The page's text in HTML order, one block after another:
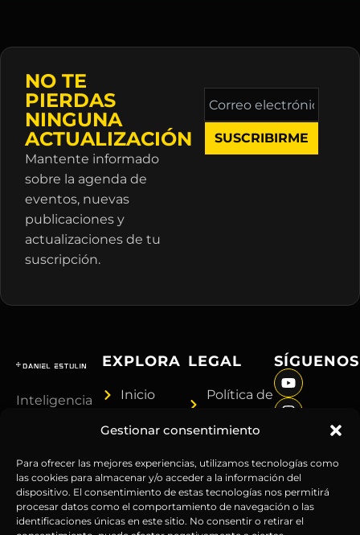
Gestionar consentimiento
Para ofrecer las mejores experiencias, utilizamos tecnologías como
las cookies para almacenar y/o acceder a la información del
dispositivo. El consentimiento de estas tecnologías nos permitirá
procesar datos como el comportamiento de navegación o las
identificaciones únicas en este sitio. No consentir o retirar el
NO TE
PIERDAS
NINGUNA
ACTUALIZACIÓN
Mantente informado
sobre la agenda de
eventos, nuevas
publicaciones y
actualizaciones de tu
suscripción.
Correo
electrónico
*
Inteligencia
Anticipándonos
a los
acontecimientos
globales
EXPLORA
Inicio
Daniel
Suscripciones
Webinars
Contacto
LEGAL
Política de
Términos y
Aviso
Legal
Advertencia
SÍGUENOS